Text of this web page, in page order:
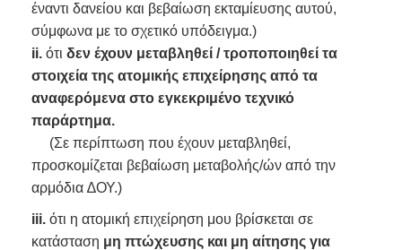
έναντι δανείου και βεβαίωση εκταμίευσης αυτού,
σύμφωνα με το σχετικό υπόδειγμα.)
ii. ότι δεν έχουν μεταβληθεί / τροποποιηθεί τα
στοιχεία της ατομικής επιχείρησης από τα
αναφερόμενα στο εγκεκριμένο τεχνικό
παράρτημα.
(Σε περίπτωση που έχουν μεταβληθεί,
προσκομίζεται βεβαίωση μεταβολής/ών από την
αρμόδια ∆ΟΥ.)
iii. ότι η ατομική επιχείρηση μου βρίσκεται σε
κατάσταση μη πτώχευσης και μη αίτησης για